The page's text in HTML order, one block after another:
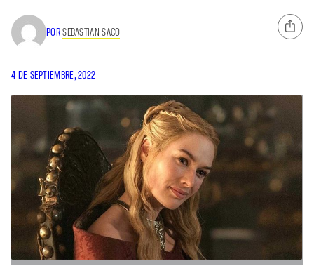
PORSEBASTIAN SACO
4 DE SEPTIEMBRE, 2022